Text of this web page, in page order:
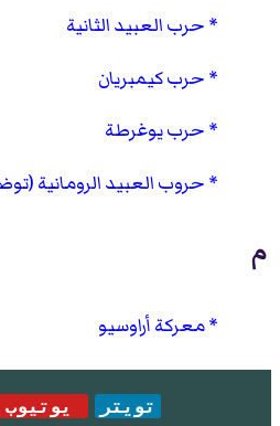
حرب العبيد الثانية
حرب كيمبريان
حرب يوغرطة
حروب العبيد الرومانية
م
معركة أراوسيو
تويتر يوتيوب